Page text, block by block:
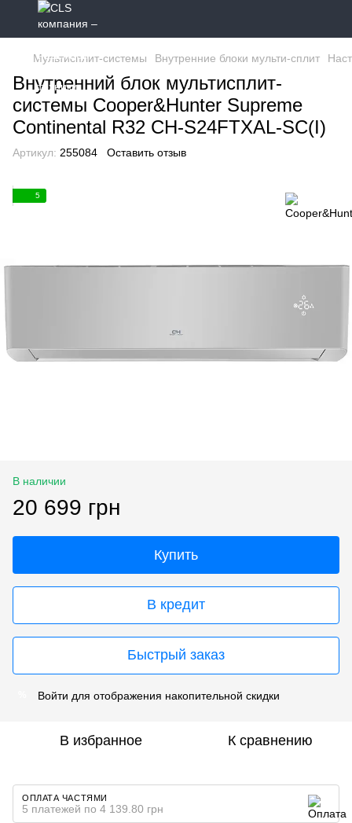
Мультисплит-системы Внутренние блоки мульти-сплит
Внутренний блок мультисплит-
системы Cooper&Hunter Supreme
Continental R32 CH-S24FTXAL-SC(I)
Артикул: 255084 Оставить отзыв
5
В наличии
20 699 грн
Купить
В кредит
Быстрый заказ
Войти для отображения накопительной скидки
В избранное К сравнению
ОПЛАТА ЧАСТЯМИ
5 платежей по 4 139.80 грн